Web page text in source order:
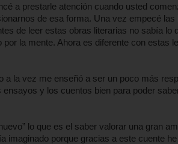
a prestarle atención cuando usted
de esa forma. Una vez empecé
de leer estas obras literarias no sabía lo
la mente. Ahora es diferente con estas
a la vez me enseñó a ser un poco más
y los cuentos bien para poder
lo que es el saber valorar una gran
imaginado porque gracias a este cuente